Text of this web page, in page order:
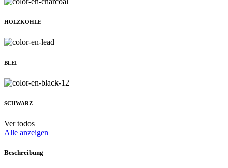
HOLZKOHLE
BLEI
SCHWARZ
Ver todos
Alle anzeigen
Beschreibung